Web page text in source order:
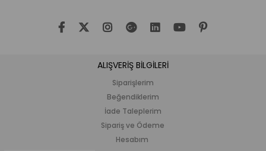
ALIŞVERİŞ BİLGİLERİ
Siparişlerim
Beğendiklerim
İade Taleplerim
Sipariş ve Ödeme
Hesabım